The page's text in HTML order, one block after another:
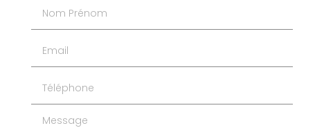
Message